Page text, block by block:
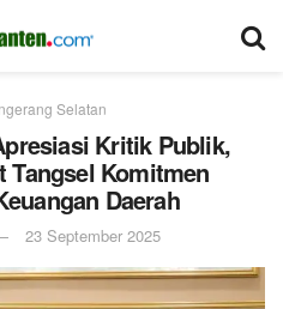
Selatan
Kritik Publik,
Tangsel Komitmen
Daerah
23 September 2025